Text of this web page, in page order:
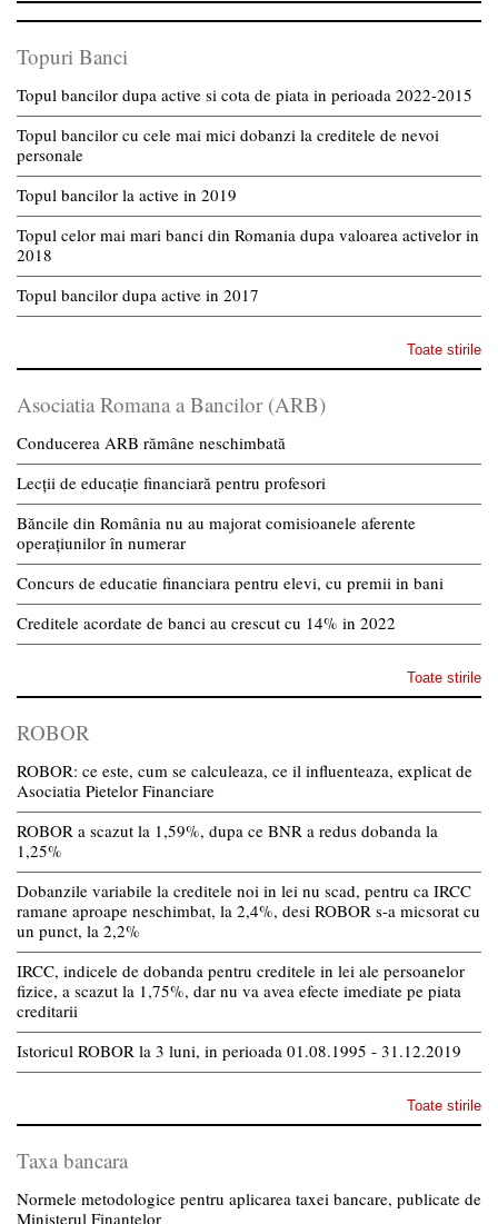
Topuri Banci
Topul bancilor dupa active si cota de piata in perioada 2022-2015
Topul bancilor cu cele mai mici dobanzi la creditele de nevoi
personale
Topul bancilor la active in 2019
Topul celor mai mari banci din Romania dupa valoarea activelor in
2018
Topul bancilor dupa active in 2017
Toate stirile
Asociatia Romana a Bancilor (ARB)
Conducerea ARB rămâne neschimbată
Lecții de educație financiară pentru profesori
Băncile din România nu au majorat comisioanele aferente
operațiunilor în numerar
Concurs de educatie financiara pentru elevi, cu premii in bani
Creditele acordate de banci au crescut cu 14% in 2022
Toate stirile
ROBOR
ROBOR: ce este, cum se calculeaza, ce il influenteaza, explicat de
Asociatia Pietelor Financiare
ROBOR a scazut la 1,59%, dupa ce BNR a redus dobanda la
1,25%
Dobanzile variabile la creditele noi in lei nu scad, pentru ca IRCC
ramane aproape neschimbat, la 2,4%, desi ROBOR s-a micsorat cu
un punct, la 2,2%
IRCC, indicele de dobanda pentru creditele in lei ale persoanelor
fizice, a scazut la 1,75%, dar nu va avea efecte imediate pe piata
creditarii
Istoricul ROBOR la 3 luni, in perioada 01.08.1995 - 31.12.2019
Toate stirile
Taxa bancara
Normele metodologice pentru aplicarea taxei bancare, publicate de
Ministerul Finantelor